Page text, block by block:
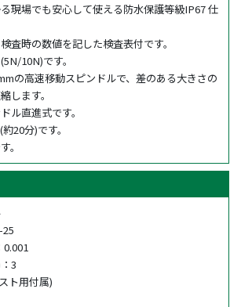
現場でも安心して使える防水保護等級IP67 仕
査時の数値を記した検査表付です。
10N)です。
の高速移動スピンドルで、差のある大きさの
します。
ル直進式です。
20分)です。
。
3
ト用付属)